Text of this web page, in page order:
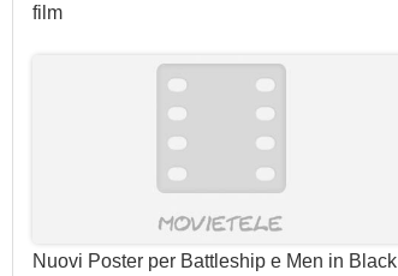
film
Nuovi Poster per Battleship e Men in Black